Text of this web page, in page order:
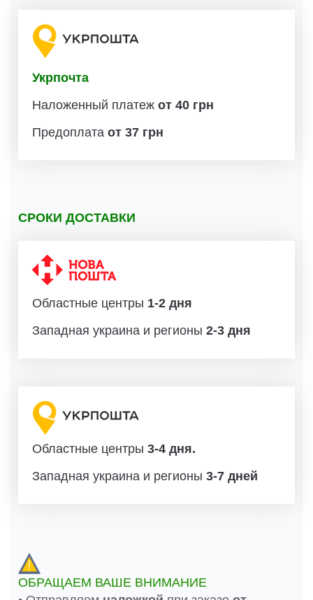
Укрпочта
Наложенный платеж от 40 грн
Предоплата от 37 грн
СРОКИ ДОСТАВКИ
Областные центры 1-2 дня
Западная украина и регионы 2-3 дня
Областные центры 3-4 дня.
Западная украина и регионы 3-7 дней
ОБРАЩАЕМ ВАШЕ ВНИМАНИЕ